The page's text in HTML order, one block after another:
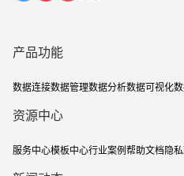
产品功能
数据连接数据管理数据分析数据可视化
资源中心
服务中心模板中心行业案例帮助文档隐